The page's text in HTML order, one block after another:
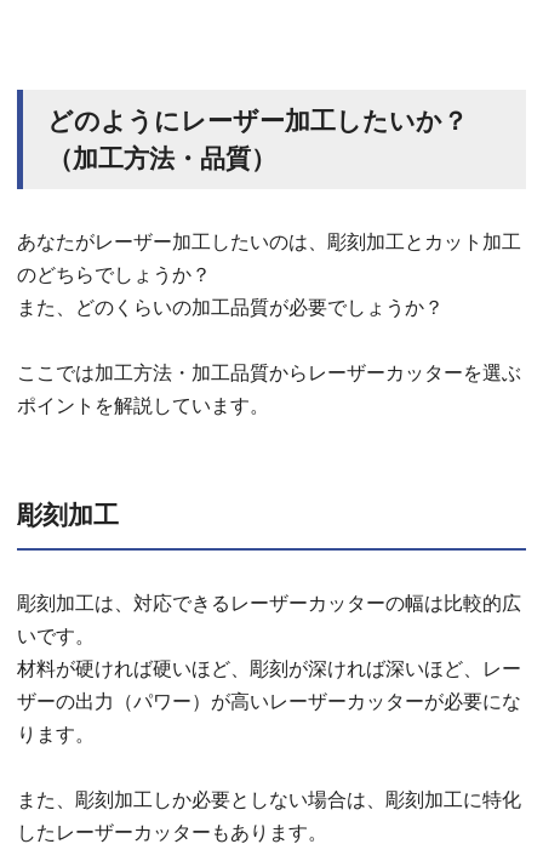
どのようにレーザー加工したいか？
（加工方法・品質）
あなたがレーザー加工したいのは、彫刻加工とカット加工
のどちらでしょうか？
また、どのくらいの加工品質が必要でしょうか？
ここでは加工方法・加工品質からレーザーカッターを選ぶ
ポイントを解説しています。
彫刻加工
彫刻加工は、対応できるレーザーカッターの幅は比較的広
いです。
材料が硬ければ硬いほど、彫刻が深ければ深いほど、レー
ザーの出力（パワー）が高いレーザーカッターが必要にな
ります。
また、彫刻加工しか必要としない場合は、彫刻加工に特化
したレーザーカッターもあります。